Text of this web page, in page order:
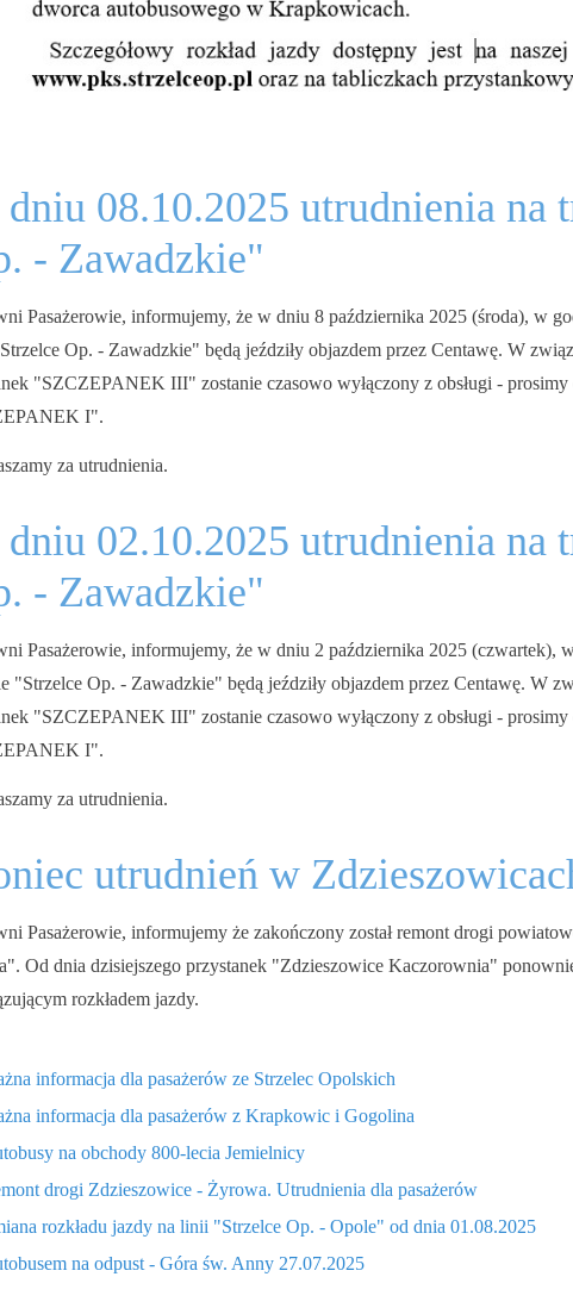
08.10.2025 utrudnienia na
- Zawadzkie"
Pasażerowie, informujemy, że w dniu 8 października 2025 (środa), w
Op. - Zawadzkie" będą jeździły objazdem przez Centawę. W
"SZCZEPANEK III" zostanie czasowo wyłączony z obsługi - prosimy
I".
za utrudnienia.
02.10.2025 utrudnienia na
- Zawadzkie"
Pasażerowie, informujemy, że w dniu 2 października 2025 (czwartek),
"Strzelce Op. - Zawadzkie" będą jeździły objazdem przez Centawę. W
"SZCZEPANEK III" zostanie czasowo wyłączony z obsługi - prosimy
I".
za utrudnienia.
utrudnień w
Pasażerowie, informujemy że zakończony został remont drogi
Od dnia dzisiejszego przystanek "Zdzieszowice Kaczorownia"
rozkładem jazdy.
informacja dla pasażerów ze Strzelec Opolskich
informacja dla pasażerów z Krapkowic i Gogolina
na obchody 800-lecia Jemielnicy
drogi Zdzieszowice - Żyrowa. Utrudnienia dla pasażerów
rozkładu jazdy na linii "Strzelce Op. - Opole" od dnia 01.08.2025
na odpust - Góra św. Anny 27.07.2025